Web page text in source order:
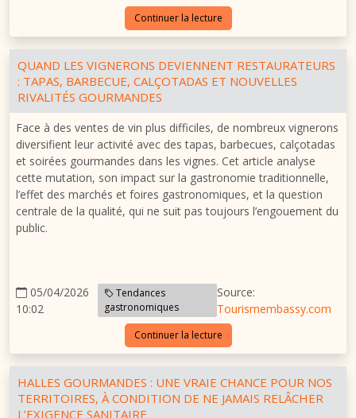
Continuer la lecture
QUAND LES VIGNERONS DEVIENNENT RESTAURATEURS
: TAPAS, BARBECUE, CALÇOTADAS ET NOUVELLES
RIVALITÉS GOURMANDES
Face à des ventes de vin plus difficiles, de nombreux vignerons
diversifient leur activité avec des tapas, barbecues, calçotadas
et soirées gourmandes dans les vignes. Cet article analyse
cette mutation, son impact sur la gastronomie traditionnelle,
l’effet des marchés et foires gastronomiques, et la question
centrale de la qualité, qui ne suit pas toujours l’engouement du
public.
05/04/2026
10:02
Tendances
gastronomiques
Source:
Tourismembassy.com
Continuer la lecture
HALLES GOURMANDES : UNE VRAIE CHANCE POUR NOS
TERRITOIRES, À CONDITION DE NE JAMAIS RELÂCHER
L’EXIGENCE SANITAIRE